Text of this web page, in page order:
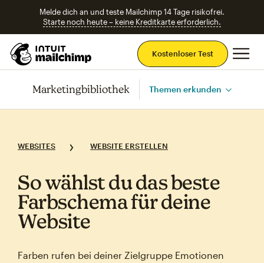
Melde dich an und teste Mailchimp 14 Tage risikofrei.
Starte noch heute – keine Kreditkarte erforderlich.
Kostenloser Test
Marketingbibliothek Themen erkunden
WEBSITES WEBSITE ERSTELLEN
So wählst du das beste
Farbschema für deine
Website
Farben rufen bei deiner Zielgruppe Emotionen